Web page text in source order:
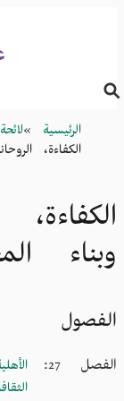
Breadcrumb
الرئيسية
الكفاءة،
الكفاءة،
وبناء
الفصول
الفصل 27: